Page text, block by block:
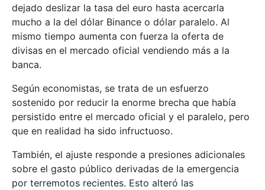
dejado deslizar la tasa del euro hasta acercarla
mucho a la del dólar Binance o dólar paralelo. Al
mismo tiempo aumenta con fuerza la oferta de
divisas en el mercado oficial vendiendo más a la
banca.
Según economistas, se trata de un esfuerzo
sostenido por reducir la enorme brecha que había
persistido entre el mercado oficial y el paralelo, pero
que en realidad ha sido infructuoso.
También, el ajuste responde a presiones adicionales
sobre el gasto público derivadas de la emergencia
por terremotos recientes. Esto alteró las